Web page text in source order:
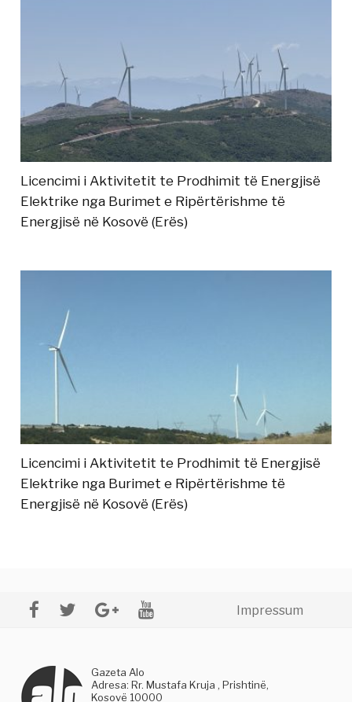
Licencimi i Aktivitetit te Prodhimit të Energjisë
Elektrike nga Burimet e Ripërtërishme të
Energjisë në Kosovë (Erës)
Licencimi i Aktivitetit te Prodhimit të Energjisë
Elektrike nga Burimet e Ripërtërishme të
Energjisë në Kosovë (Erës)
Impressum
Gazeta Alo
Adresa: Rr. Mustafa Kruja , Prishtinë,
Kosovë 10000